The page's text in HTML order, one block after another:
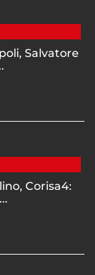
Salvatore
Corisa4: